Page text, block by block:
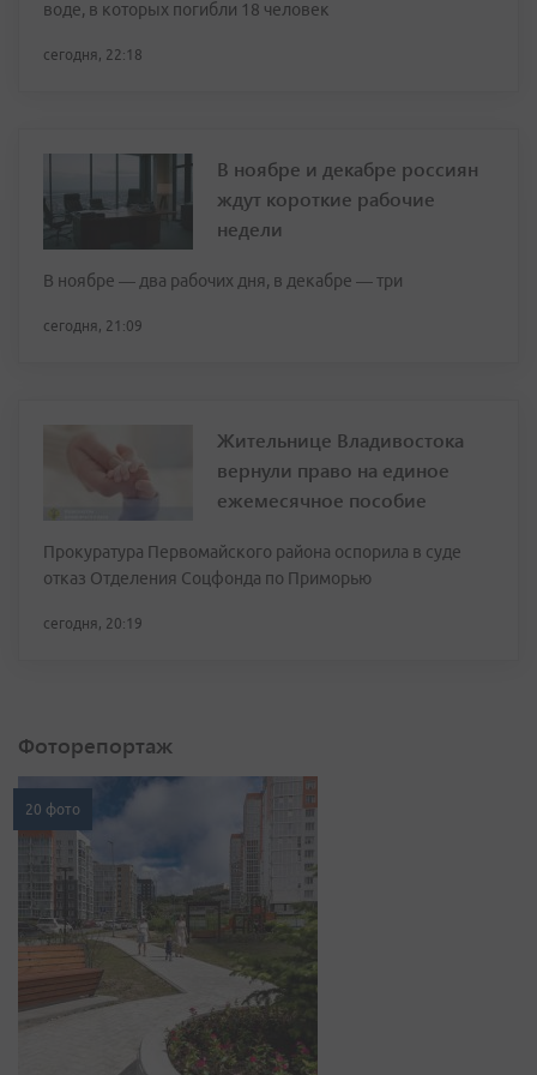
воде, в которых погибли 18 человек
сегодня, 22:18
В ноябре и декабре россиян
ждут короткие рабочие
недели
В ноябре — два рабочих дня, в декабре — три
сегодня, 21:09
Жительнице Владивостока
вернули право на единое
ежемесячное пособие
Прокуратура Первомайского района оспорила в суде
отказ Отделения Соцфонда по Приморью
сегодня, 20:19
Фоторепортаж
20 фото